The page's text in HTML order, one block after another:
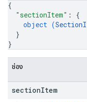
{
"sectionItem" : {
object (
}
}
ช่อง
sectionItem